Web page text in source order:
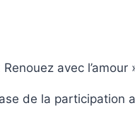
Renouez avec
de la participation